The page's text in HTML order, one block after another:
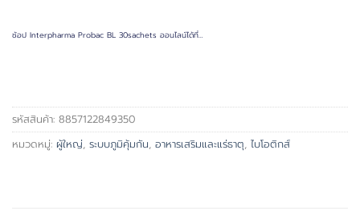
ช้อป Interpharma Probac BL 30sachets ออนไลน์ได้ที่…
รหัสสินค้า: 8857122849350
หมวดหมู่: ผู้ใหญ่, ระบบภูมิคุ้มกัน, อาหารเสริมและแร่ธาตุ, ไบโอติกส์